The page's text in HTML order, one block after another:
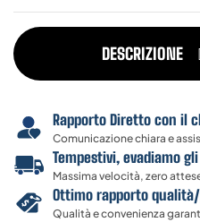
DESCRIZIONE
Rapporto Diretto con il
Comunicazione chiara e
Tempestivi, evadiamo
Massima velocità, zero
Ottimo rapporto
Qualità e convenienza